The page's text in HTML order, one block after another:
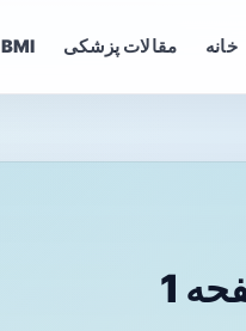
خانه مقالات پزشکی BMI